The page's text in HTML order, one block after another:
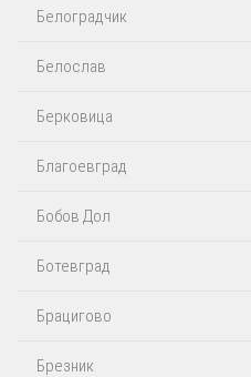
Белоградчик
Белослав
Берковица
Благоевград
Бобов Дол
Ботевград
Брацигово
Брезник